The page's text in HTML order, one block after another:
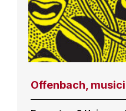
Offenbach,